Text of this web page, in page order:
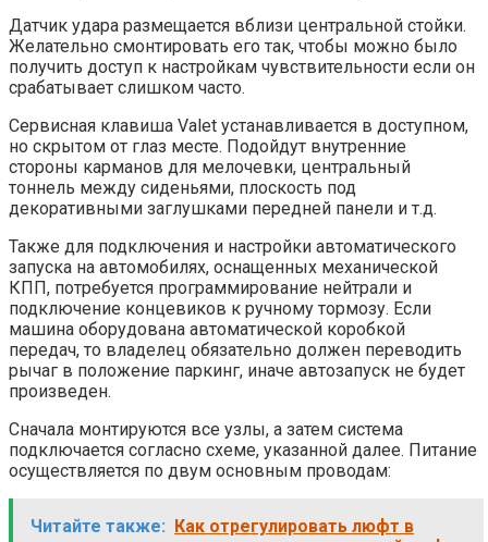
Датчик удара размещается вблизи центральной стойки.
Желательно смонтировать его так, чтобы можно было
получить доступ к настройкам чувствительности если он
срабатывает слишком часто.
Сервисная клавиша Valet устанавливается в доступном,
но скрытом от глаз месте. Подойдут внутренние
стороны карманов для мелочевки, центральный
тоннель между сиденьями, плоскость под
декоративными заглушками передней панели и т.д.
Также для подключения и настройки автоматического
запуска на автомобилях, оснащенных механической
КПП, потребуется программирование нейтрали и
подключение концевиков к ручному тормозу. Если
машина оборудована автоматической коробкой
передач, то владелец обязательно должен переводить
рычаг в положение паркинг, иначе автозапуск не будет
произведен.
Сначала монтируются все узлы, а затем система
подключается согласно схеме, указанной далее. Питание
осуществляется по двум основным проводам:
Читайте также:
Как отрегулировать люфт в